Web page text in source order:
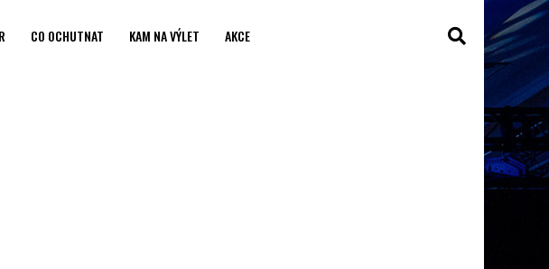
CO OCHUTNAT KAM NA VÝLET AKCE